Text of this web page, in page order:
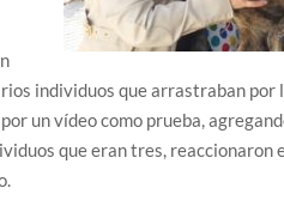
individuos que arrastraban por
un vídeo como prueba,
que eran tres, reaccionaron